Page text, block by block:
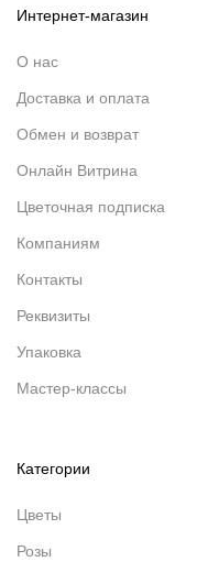
Интернет-магазин
О нас
Доставка и оплата
Обмен и возврат
Онлайн Витрина
Цветочная подписка
Компаниям
Контакты
Реквизиты
Упаковка
Мастер-классы
Категории
Цветы
Розы